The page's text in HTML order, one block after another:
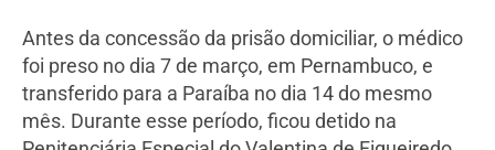
Antes da concessão da prisão domiciliar, o médico
foi preso no dia 7 de março, em Pernambuco, e
transferido para a Paraíba no dia 14 do mesmo
mês. Durante esse período, ficou detido na